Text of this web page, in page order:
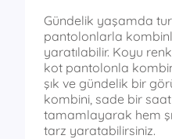
Gündelik yaşamda
pantolonlarla
yaratılabilir. Koyu
kot pantolonla
şık ve gündelik bir
kombini, sade bir
tamamlayarak hem
tarz yaratabilirsiniz.